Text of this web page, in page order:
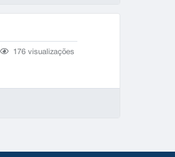
176 visualizações